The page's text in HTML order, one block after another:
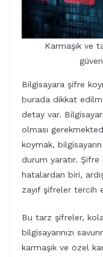
Karmaşık ve
Bilgisayara şifre
burada dikkat
detay var.
olması
koymak,
durum yaratır. Şifre
hatalardan biri,
zayıf şifreler tercih
Bu tarz şifreler,
bilgisayarınızı
karmaşık ve özel